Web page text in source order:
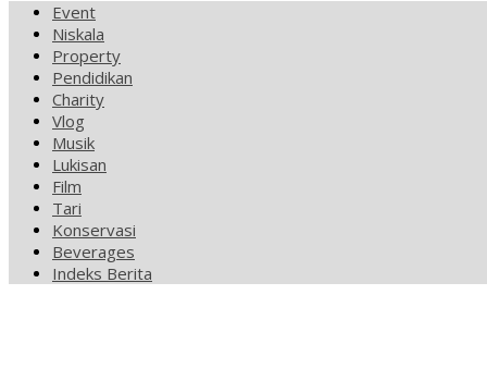
Event
Niskala
Property
Pendidikan
Charity
Vlog
Musik
Lukisan
Film
Tari
Konservasi
Beverages
Indeks Berita